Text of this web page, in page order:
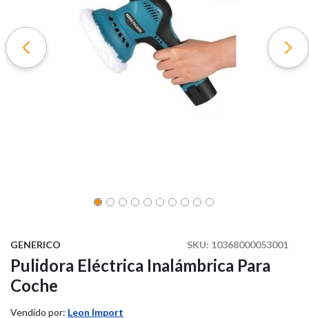
SKU: 10368000053001
GENERICO
Pulidora Eléctrica Inalámbrica Para
Coche
Vendido por: Leon Import